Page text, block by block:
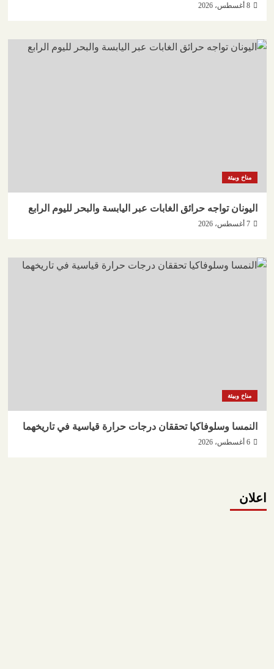
8 أغسطس، 2026
مناخ وبيئة
اليونان تواجه حرائق الغابات عبر اليابسة والبحر لليوم الرابع
7 أغسطس، 2026
مناخ وبيئة
النمسا وسلوفاكيا تحققان درجات حرارة قياسية في تاريخهما
6 أغسطس، 2026
اعلان